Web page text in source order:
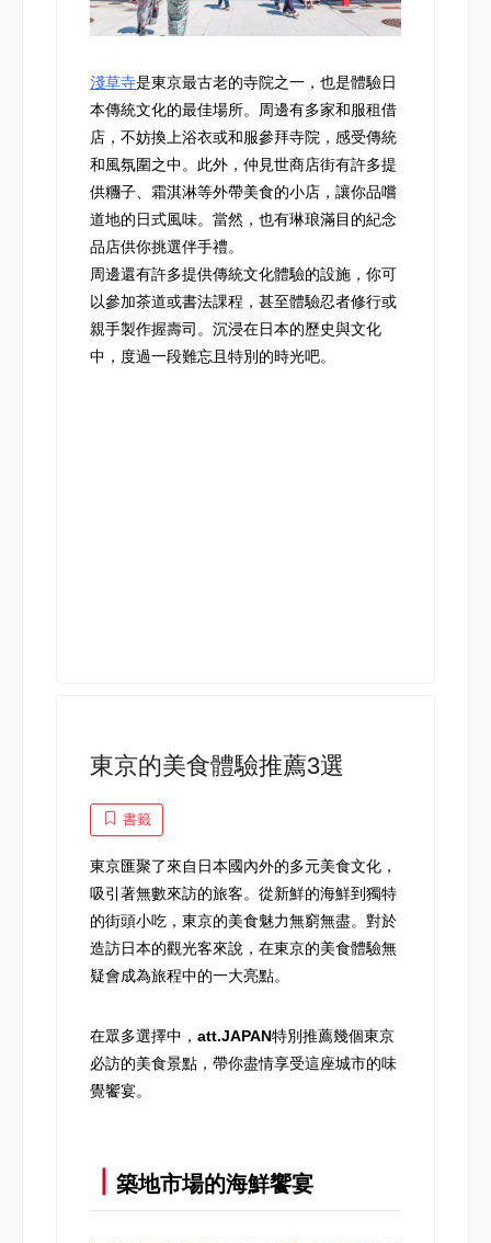
淺草寺是東京最古老的寺院之一，也是體驗日
本傳統文化的最佳場所。周邊有多家和服租借
店，不妨換上浴衣或和服參拜寺院，感受傳統
和風氛圍之中。此外，仲見世商店街有許多提
供糰子、霜淇淋等外帶美食的小店，讓你品嚐
道地的日式風味。當然，也有琳琅滿目的紀念
品店供你挑選伴手禮。
周邊還有許多提供傳統文化體驗的設施，你可
以參加茶道或書法課程，甚至體驗忍者修行或
親手製作握壽司。沉浸在日本的歷史與文化
中，度過一段難忘且特別的時光吧。
東京的美食體驗推薦3選
書籤
東京匯聚了來自日本國內外的多元美食文化，
吸引著無數來訪的旅客。從新鮮的海鮮到獨特
的街頭小吃，東京的美食魅力無窮無盡。對於
造訪日本的觀光客來說，在東京的美食體驗無
疑會成為旅程中的一大亮點。
在眾多選擇中， att.JAPAN特別推薦幾個東京
必訪的美食景點，帶你盡情享受這座城市的味
覺饗宴。
築地市場的海鮮饗宴